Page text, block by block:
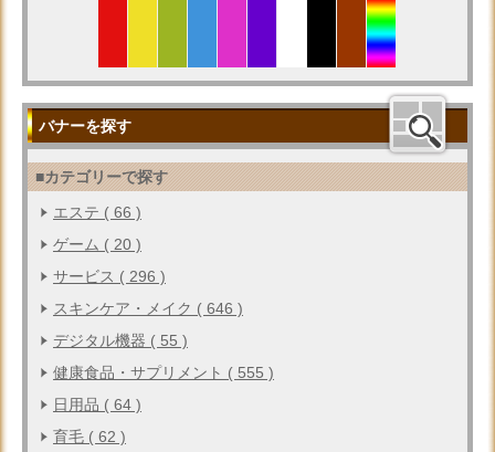
バナーを探す
■カテゴリーで探す
エステ ( 66 )
ゲーム ( 20 )
サービス ( 296 )
スキンケア・メイク ( 646 )
デジタル機器 ( 55 )
健康食品・サプリメント ( 555 )
日用品 ( 64 )
育毛 ( 62 )